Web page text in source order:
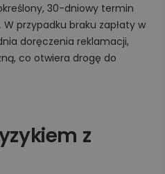
30-dniowy termin
przypadku braku zapłaty w
doręczenia reklamacji,
co otwiera drogę do
z